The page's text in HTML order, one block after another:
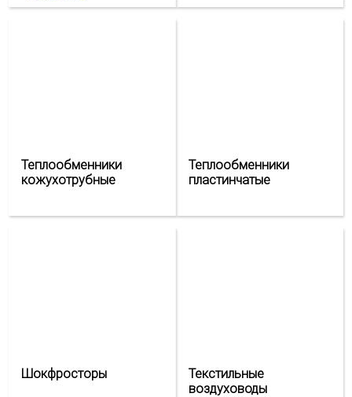
Теплообменники
кожухотрубные
Теплообменники
пластинчатые
Шокфросторы
Текстильные
воздуховоды